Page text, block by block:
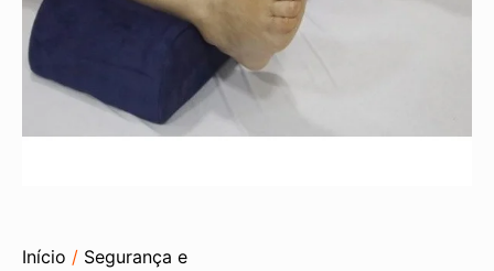
Início / Segurança e